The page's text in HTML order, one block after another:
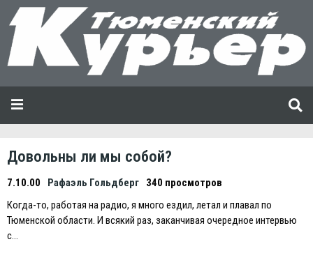
Довольны ли мы собой?
7.10.00 Рафаэль Гольдберг
340 просмотров
Когда-то, работая на радио, я много ездил, летал и плавал по
Тюменской области. И всякий раз, заканчивая очередное интервью
с…